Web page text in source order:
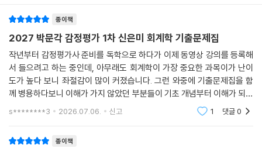
종이책
2027 박문각 감정평가 1차 신은미 회계학 기출문제집
작년부터 감정평가사 준비를 독학으로 하다가 이제 동영상 강의를 등록해
서 들으려고 하는 중인데, 아무래도 회계학이 가장 중요한 과목이가 난이
도가 높다 보니 좌절감이 많이 커졌습니다. 그런 와중에 기출문제집을 함
께 병용하다보니 이해가 가지 않았던 부분들이 기초 개념부터 이해가 되면
서 부족했던 조각들을 잘 메워주는 것 같습니다. 감정평가사 시험 교재 중
s********3 2026.07.06. 신고 1 댓글0
종이책